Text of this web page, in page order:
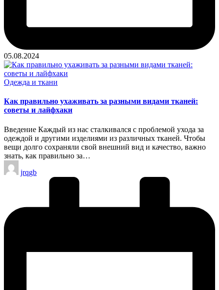
05.08.2024
Опубликовано
Одежда и ткани
Как правильно ухаживать за разными видами тканей:
советы и лайфхаки
Введение Каждый из нас сталкивался с проблемой ухода за
одеждой и другими изделиями из различных тканей. Чтобы
вещи долго сохраняли свой внешний вид и качество, важно
знать, как правильно за…
Запись
от
jrqgb